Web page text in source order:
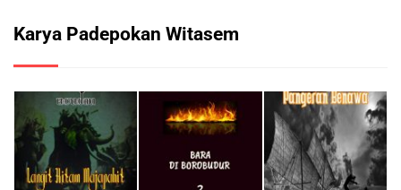
Karya Padepokan Witasem